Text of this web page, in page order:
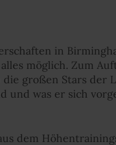
in
möglich. Zum
großen Stars der
und was er sich
dem